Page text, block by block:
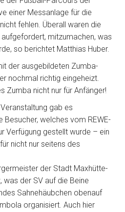
einer Messanlage für die
fehlen. Überall waren die
mitzumachen, was
so berichtet Matthias Huber.
der ausgebildeten Zumba-
nochmal richtig eingeheizt.
Zumba nicht nur für Anfänger!
gab es
Besucher, welches vom REWE-
Verfügung gestellt wurde – ein
nicht nur seitens des
der Stadt Maxhütte-
was der SV auf die Beine
Sahnehäubchen obenauf
organisiert. Auch hier